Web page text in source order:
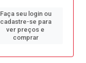
Faça seu login ou
cadastre-se para
ver preços e
comprar